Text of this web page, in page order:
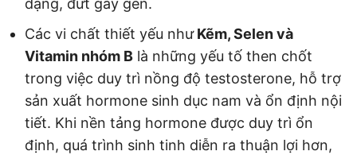
dạng, đứt gãy gen.
Các vi chất thiết yếu nhưKẽm, Selen và
Vitamin nhóm B là những yếu tố then chốt
trong việc duy trì nồng độ testosterone, hỗ trợ
sản xuất hormone sinh dục nam và ổn định nội
tiết. Khi nền tảng hormone được duy trì ổn
định, quá trình sinh tinh diễn ra thuận lợi hơn,